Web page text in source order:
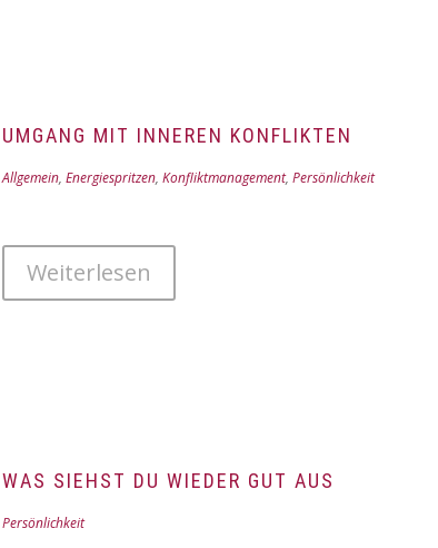
UMGANG MIT INNEREN KONFLIKTEN
Allgemein, Energiespritzen, Konfliktmanagement, Persönlichkeit
Weiterlesen
WAS SIEHST DU WIEDER GUT AUS
Persönlichkeit